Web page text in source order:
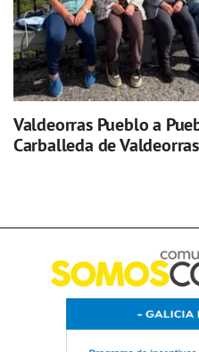
Valdeorras Pueblo a
Carballeda de Valdeorras